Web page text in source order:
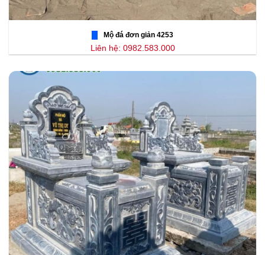
Mộ đá đơn giản 4253
Liên hệ: 0982.583.000